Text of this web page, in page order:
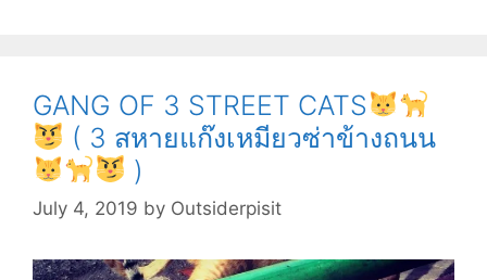
(
จริง
หมา
GANG OF 3 STREET CATS
( 3 สหายแก๊งเหมียวซ่าข้างถนน
)
July 4, 2019 by Outsiderpisit